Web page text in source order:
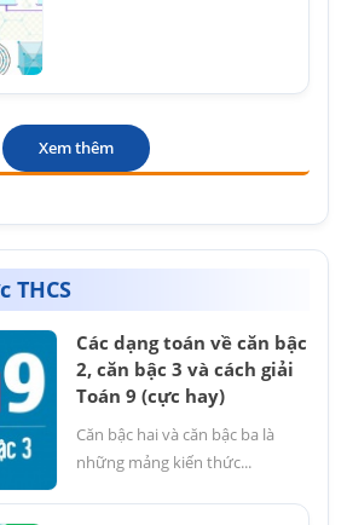
Xem thêm
THCS
Các dạng toán về căn bậc
2, căn bậc 3 và cách giải
Toán 9 (cực hay)
Căn bậc hai và căn bậc ba là
những mảng kiến thức...